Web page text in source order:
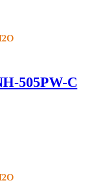
505PW-C